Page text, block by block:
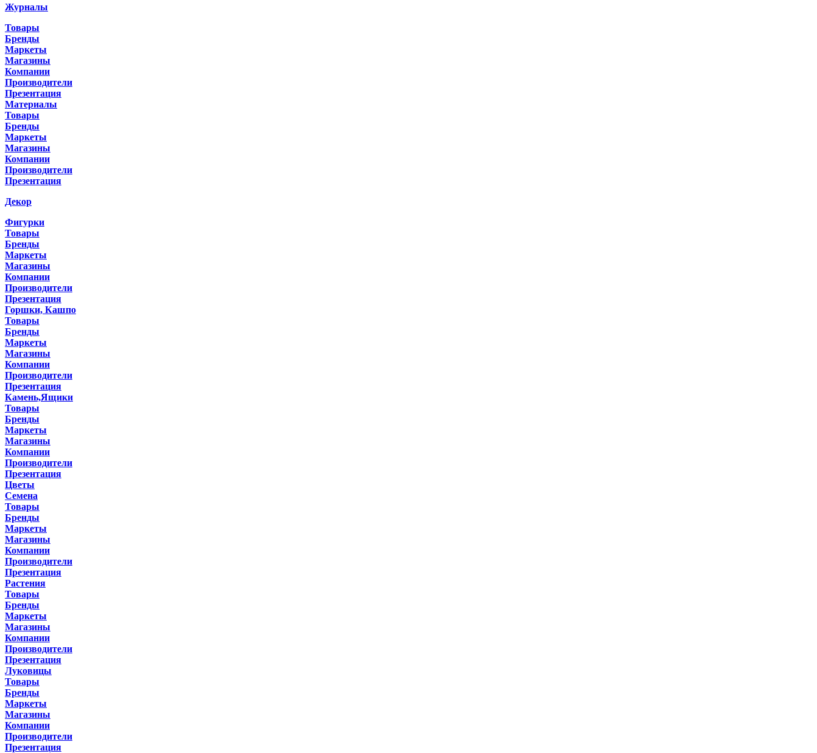
Журналы
Товары
Бренды
Маркеты
Магазины
Компании
Производители
Презентация
Материалы
Товары
Бренды
Маркеты
Магазины
Компании
Производители
Презентация
Декор
Фигурки
Товары
Бренды
Маркеты
Магазины
Компании
Производители
Презентация
Горшки, Кашпо
Товары
Бренды
Маркеты
Магазины
Компании
Производители
Презентация
Камень,Ящики
Товары
Бренды
Маркеты
Магазины
Компании
Производители
Презентация
Цветы
Семена
Товары
Бренды
Маркеты
Магазины
Компании
Производители
Презентация
Растения
Товары
Бренды
Маркеты
Магазины
Компании
Производители
Презентация
Луковицы
Товары
Бренды
Маркеты
Магазины
Компании
Производители
Презентация